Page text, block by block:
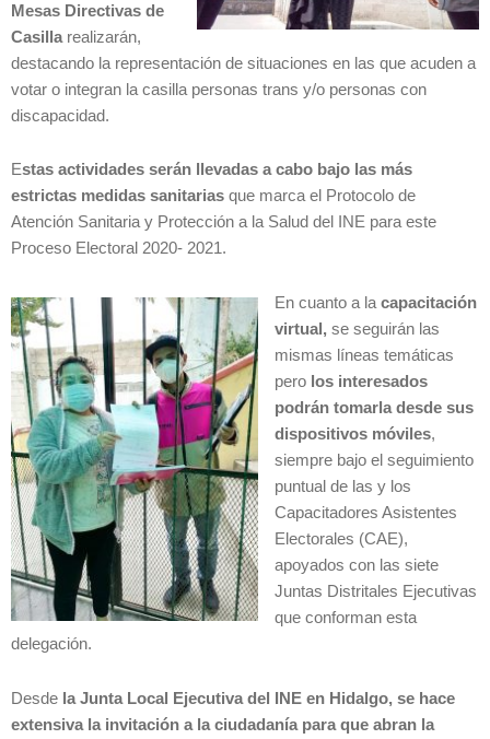
Mesas Directivas de
Casilla realizarán,
destacando la representación de situaciones en las que acuden a
votar o integran la casilla personas trans y/o personas con
discapacidad.
Estas actividades serán llevadas a cabo bajo las más
estrictas medidas sanitarias que marca el Protocolo de
Atención Sanitaria y Protección a la Salud del INE para este
Proceso Electoral 2020- 2021.
En cuanto a la capacitación
virtual,se seguirán las
mismas líneas temáticas
pero los interesados
podrán tomarla desde sus
dispositivos móviles,
siempre bajo el seguimiento
puntual de las y los
Capacitadores Asistentes
Electorales (CAE),
apoyados con las siete
Juntas Distritales Ejecutivas
que conforman esta
delegación.
Desde la Junta Local Ejecutiva del INE en Hidalgo, se hace
extensiva la invitación a la ciudadanía para que abran la